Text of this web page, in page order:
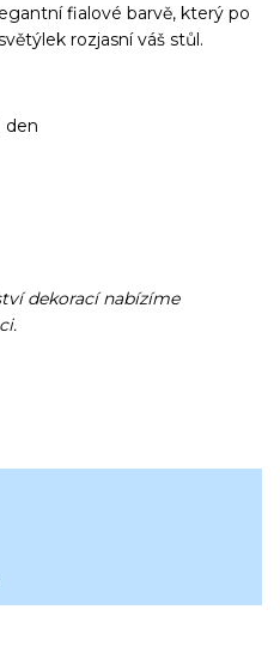
fialové barvě, který po
rozjasní váš stůl.
den
dekorací nabízíme